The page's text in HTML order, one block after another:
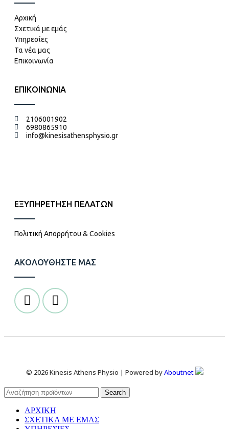
Αρχική
Σχετικά με εμάς
Υπηρεσίες
Τα νέα μας
Επικοινωνία
ΕΠΙΚΟΙΝΩΝΙΑ
2106001902
6980865910
info@kinesisathensphysio.gr
ΕΞΥΠΗΡΕΤΗΣΗ ΠΕΛΑΤΩΝ
Πολιτική Απορρήτου & Cookies
ΑΚΟΛΟΥΘΗΣΤΕ ΜΑΣ
© 2026 Kinesis Athens Physio | Powered byAboutnet
Search
ΑΡΧΙΚΗ
ΣΧΕΤΙΚΑ ΜΕ ΕΜΑΣ